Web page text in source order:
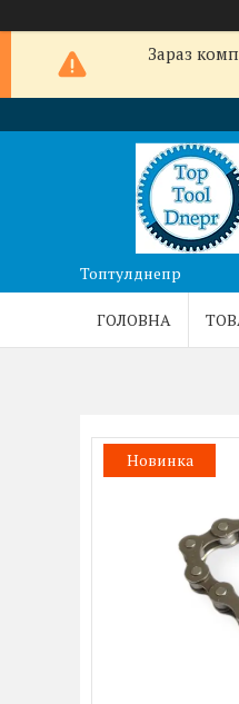
Зараз
Топтулднепр
ГОЛОВНА
Новинка